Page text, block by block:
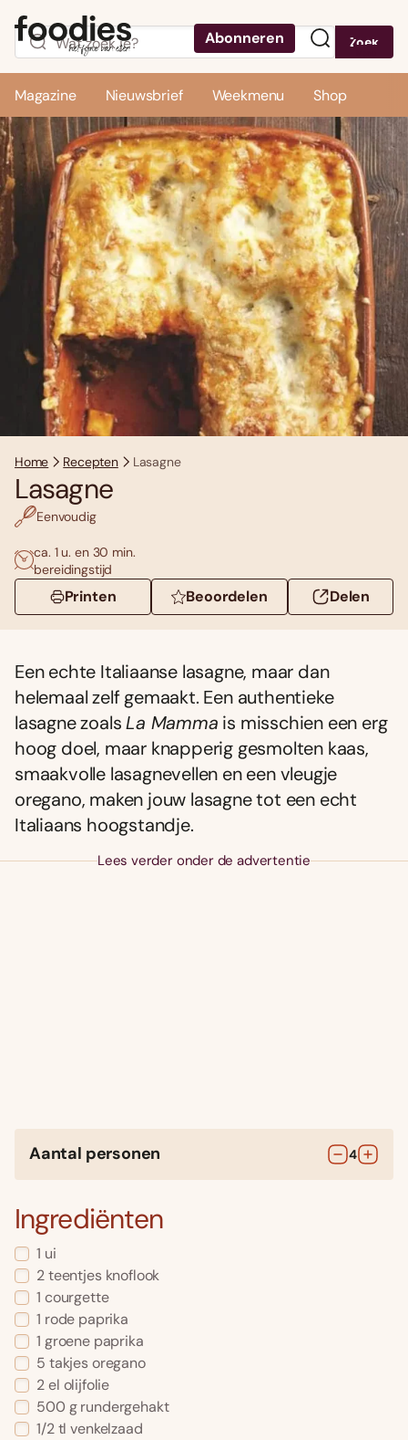
Abonneren Zoek
Magazine Nieuwsbrief Weekmenu Shop
Home Recepten Lasagne
Lasagne
Eenvoudig
ca. 1 u. en 30 min.
bereidingstijd
Printen Beoordelen Delen
Een echte Italiaanse lasagne, maar dan
helemaal zelf gemaakt. Een authentieke
lasagne zoalsLa Mamma is misschien een erg
hoog doel, maar knapperig gesmolten kaas,
smaakvolle lasagnevellen en een vleugje
oregano, maken jouw lasagne tot een echt
Italiaans hoogstandje.
Lees verder onder de advertentie
Aantal personen 4
Ingrediënten
1 ui
2teentjes knoflook
1 courgette
1 rode paprika
1 groene paprika
5 takjesoregano
2el olijfolie
500 g rundergehakt
1/2 tl venkelzaad